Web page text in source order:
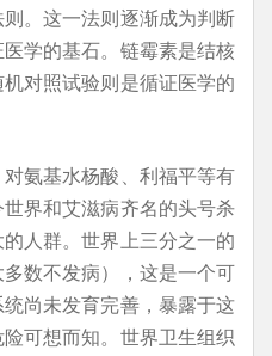
。这一法则逐渐成为判断
学的基石。链霉素是结核
对照试验则是循证医学的
氨基水杨酸、利福平等有
界和艾滋病齐名的头号杀
人群。世界上三分之一的
数不发病），这是一个可
尚未发育完善，暴露于这
可想而知。世界卫生组织